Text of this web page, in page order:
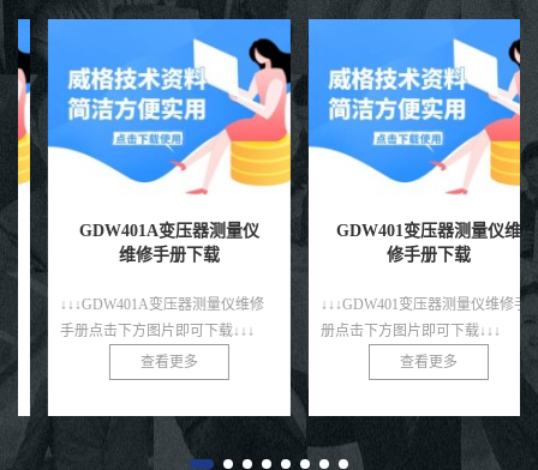
GDW401A变压器测量仪
维修手册下载
↓↓↓GDW401A变压器测量仪维修
手册点击下方图片即可下载↓↓↓
查看更多
GDW401变压器测量仪维
修手册下载
↓↓↓GDW401变压器测量仪维修手
册点击下方图片即可下载↓↓↓
查看更多